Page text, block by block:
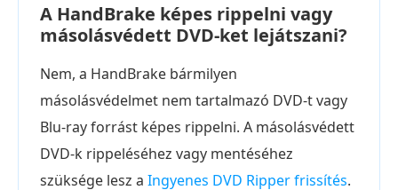
A HandBrake képes rippelni vagy
másolásvédett DVD-ket lejátszani?
Nem, a HandBrake bármilyen
másolásvédelmet nem tartalmazó DVD-t vagy
Blu-ray forrást képes rippelni. A másolásvédett
DVD-k rippeléséhez vagy mentéséhez
szüksége lesz a Ingyenes DVD Ripper frissítés.